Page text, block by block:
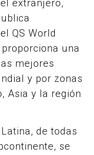
extranjero,
QS World
una
mejores
y por zonas
Asia y la región
de todas
se